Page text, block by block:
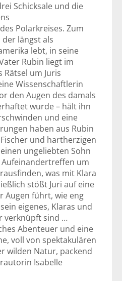
Schicksale und die
Polarkreises. Zum
längst als
lebt, in seine
Rubin liegt im
Rätsel um Juris
Wissenschaftlerin
den Augen des damals
wurde – hält ihn
und eine
haben aus Rubin
und hartherzigen
ungeliebten Sohn
um
was mit Klara
stößt Juri auf eine
Augen führt, wie eng
eigenes, Klaras und
verknüpft sind …
Abenteuer und eine
voll von spektakulären
wilden Natur, packend
Isabelle